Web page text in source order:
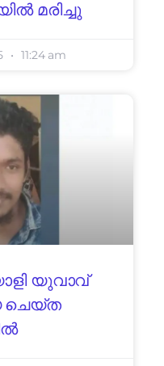
മരിച്ചു
11:24 am
യുവാവ്